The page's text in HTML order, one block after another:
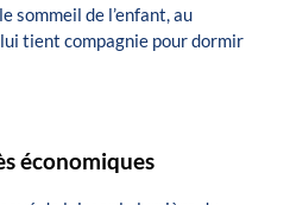
sommeil de l’enfant, au
tient compagnie pour dormir
économiques